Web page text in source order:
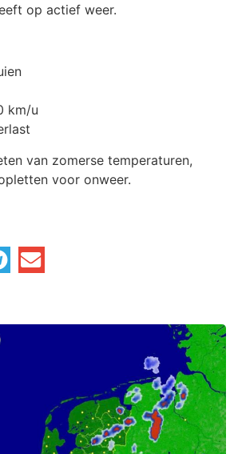
op actief weer.
km/u
van zomerse temperaturen,
voor onweer.